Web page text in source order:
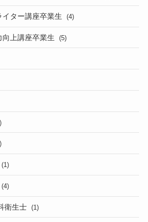
イター講座卒業生 (4)
向上講座卒業生 (5)
(1)
(4)
衛生士 (1)